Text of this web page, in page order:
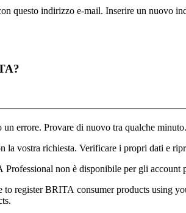
questo indirizzo e-mail. Inserire un nuovo
un errore. Provare di nuovo tra qualche minuto.
la vostra richiesta. Verificare i propri dati e
non è disponibile per gli account
to register BRITA consumer products using